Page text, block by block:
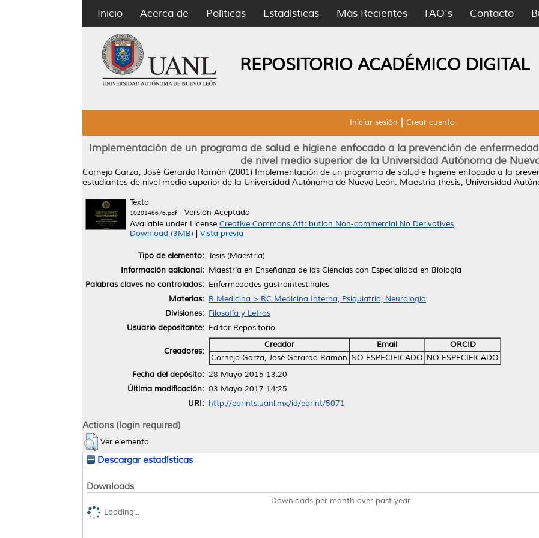
Inicio Acerca de Políticas Estadísticas Más Recientes FAQ's Contacto
REPOSITORIO ACADÉMICO DIGITAL
Iniciar sesión Crear cuenta
Implementación de un programa de salud e higiene enfocado a la prevención de
de nivel medio superior de la Universidad Autónoma de
Cornejo Garza, José Gerardo Ramón (2001) Implementación de un programa de salud e higiene enfocado a la
estudiantes de nivel medio superior de la Universidad Autónoma de Nuevo León. Maestría thesis, Universidad
Texto
1020146676.pdf- Versión Aceptada
Available under License Creative Commons Attribution Non-commercial No Derivatives.
Download (3MB)
Vista previa
Tipo de elemento: Tesis (Maestría)
Información adicional: Maestría en Enseñanza de las Ciencias con Especialidad en Biología
Palabras claves no controlados: Enfermedades gastrointestinales
Materias: R Medicina > RC Medicina Interna, Psiquiatría, Neurología
Divisiones: Filosofía y Letras
Usuario depositante: Editor Repositorio
Creadores:
Creador Email
ORCID
Cornejo Garza, José Gerardo Ramón NO ESPECIFICADO NO ESPECIFICADO
Fecha del depósito: 28 Mayo 2015 13:20
Última modificación: 03 Mayo 2017 14:25
URI: http://eprints.uanl.mx/id/eprint/5071
Actions (login required)
Ver elemento
Descargar estadísticas
Downloads
Downloads per month over past year
Loading...